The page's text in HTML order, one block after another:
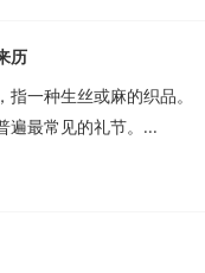
历
一种生丝或麻的织品。
遍最常见的礼节。...